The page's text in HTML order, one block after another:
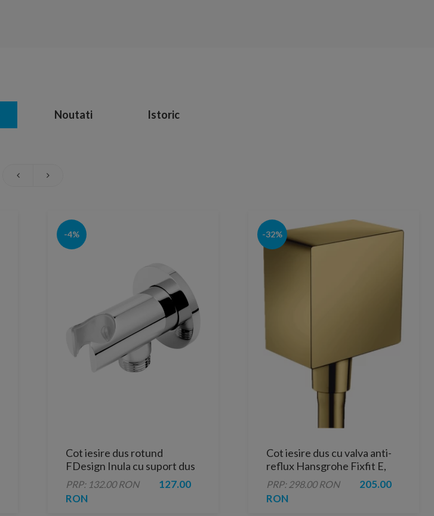
Noutati Istoric
-4%
Cot iesire dus rotund
FDesign Inula cu suport dus
crom lucios
PRP: 132.00 RON
127.00
RON
-32%
Cot iesire dus cu valva anti-
reflux Hansgrohe Fixfit E,
auriu
PRP: 298.00 RON
205.00
RON